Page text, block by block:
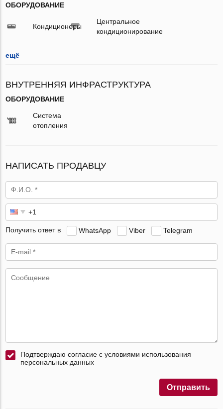
ОБОРУДОВАНИЕ
Кондиционеры
Центральное
кондиционирование
ещё
ВНУТРЕННЯЯ ИНФРАСТРУКТУРА
ОБОРУДОВАНИЕ
Система
отопления
НАПИСАТЬ ПРОДАВЦУ
Получить ответ в WhatsApp Viber Telegram
Подтверждаю согласие с условиями использования
персональных данных
Отправить